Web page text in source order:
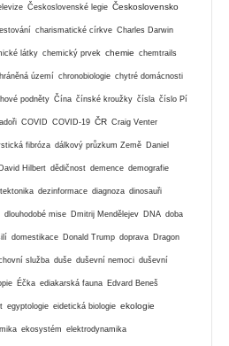
Československé legie Československo
charismatické církve Charles Darwin
látky chemický prvek chemie chemtrails
území chronobiologie chytré domácnosti
podněty Čína čínské kroužky čísla číslo Pí
COVID COVID-19 ČR Craig Venter
fibróza dálkový průzkum Země Daniel
David Hilbert dědičnost demence demografie
dezinformace diagnoza dinosauři
dlouhodobé mise Dmitrij Mendělejev DNA doba
domestikace Donald Trump doprava Dragon
služba duše duševní nemoci duševní
Éčka ediakarská fauna Edvard Beneš
egyptologie eidetická biologie ekologie
ekosystém elektrodynamika